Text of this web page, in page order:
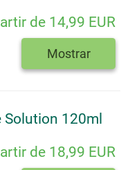
de 14,99 EUR
Mostrar
Solution 120ml
de 18,99 EUR